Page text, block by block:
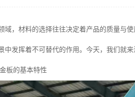
域，材料的选择往往决定着产品的质量与
中发挥着不可替代的作用。今天，我们就
板的基本特性